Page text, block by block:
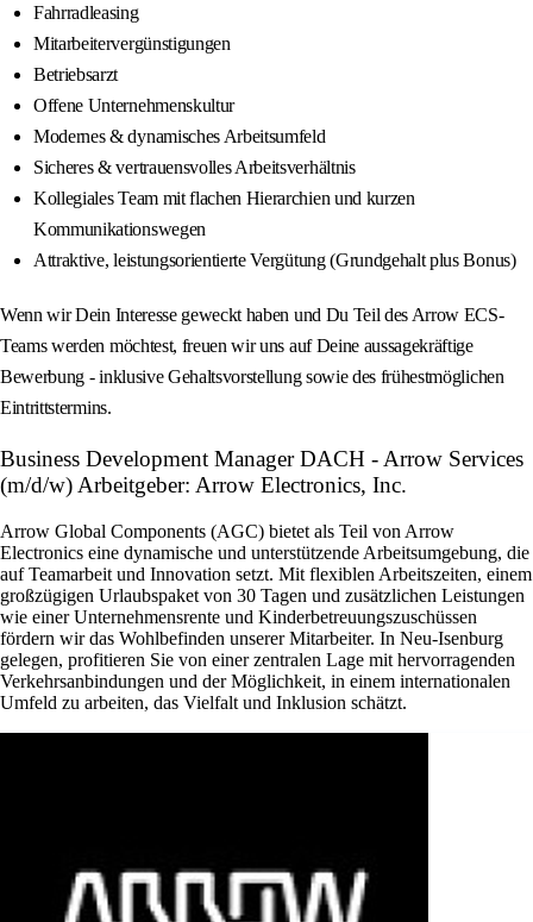
Fahrradleasing
Mitarbeitervergünstigungen
Betriebsarzt
Offene Unternehmenskultur
Modernes & dynamisches Arbeitsumfeld
Sicheres & vertrauensvolles Arbeitsverhältnis
Kollegiales Team mit flachen Hierarchien und kurzen
Kommunikationswegen
Attraktive, leistungsorientierte Vergütung (Grundgehalt plus Bonus)
Wenn wir Dein Interesse geweckt haben und Du Teil des Arrow ECS-
Teams werden möchtest, freuen wir uns auf Deine aussagekräftige
Bewerbung - inklusive Gehaltsvorstellung sowie des frühestmöglichen
Eintrittstermins.
Business Development Manager DACH - Arrow Services
(m/d/w) Arbeitgeber: Arrow Electronics, Inc.
Arrow Global Components (AGC) bietet als Teil von Arrow
Electronics eine dynamische und unterstützende Arbeitsumgebung, die
auf Teamarbeit und Innovation setzt. Mit flexiblen Arbeitszeiten, einem
großzügigen Urlaubspaket von 30 Tagen und zusätzlichen Leistungen
wie einer Unternehmensrente und Kinderbetreuungszuschüssen
fördern wir das Wohlbefinden unserer Mitarbeiter. In Neu-Isenburg
gelegen, profitieren Sie von einer zentralen Lage mit hervorragenden
Verkehrsanbindungen und der Möglichkeit, in einem internationalen
Umfeld zu arbeiten, das Vielfalt und Inklusion schätzt.